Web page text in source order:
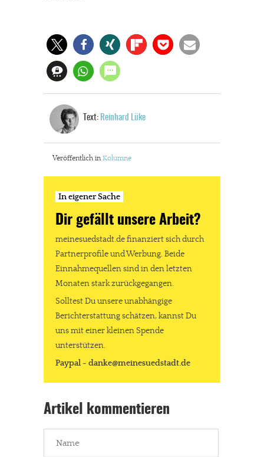
Text: Reinhard Lüke
Veröffentlich in Kolumne
In eigener Sache
Dir gefällt unsere Arbeit?
meinesuedstadt.de finanziert sich durch
Partnerprofile und Werbung. Beide
Einnahmequellen sind in den letzten
Monaten stark zurückgegangen.
Solltest Du unsere unabhängige
Berichterstattung schätzen, kannst Du
uns mit einer kleinen Spende
unterstützen.
Paypal - danke@meinesuedstadt.de
Artikel kommentieren